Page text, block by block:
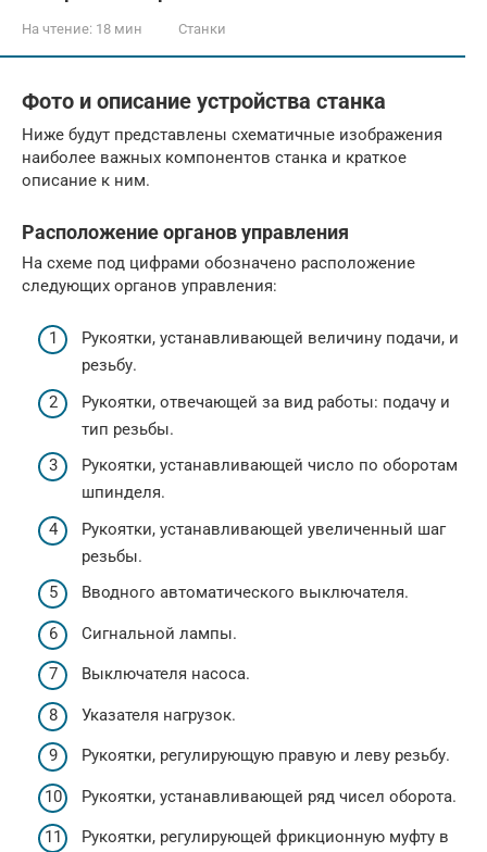
На чтение: 18 мин Станки
Фото и описание устройства станка
Ниже будут представлены схематичные изображения
наиболее важных компонентов станка и краткое
описание к ним.
Расположение органов управления
На схеме под цифрами обозначено расположение
следующих органов управления:
Рукоятки, устанавливающей величину подачи, и
резьбу.
Рукоятки, отвечающей за вид работы: подачу и
тип резьбы.
Рукоятки, устанавливающей число по оборотам
шпинделя.
Рукоятки, устанавливающей увеличенный шаг
резьбы.
Вводного автоматического выключателя.
Сигнальной лампы.
Выключателя насоса.
Указателя нагрузок.
Рукоятки, регулирующую правую и леву резьбу.
Рукоятки, устанавливающей ряд чисел оборота.
Рукоятки, регулирующей фрикционную муфту в